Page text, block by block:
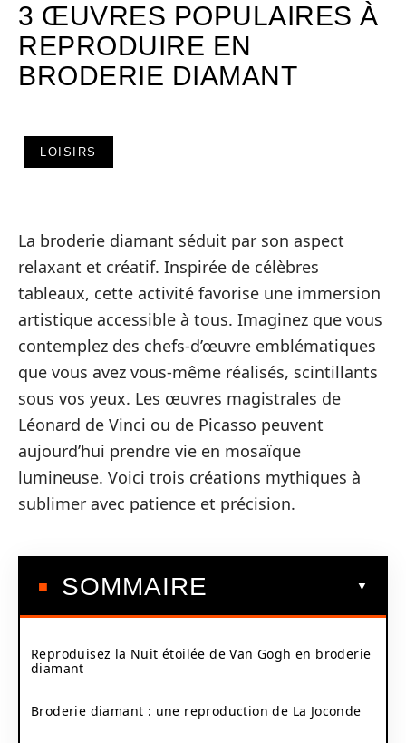
3 ŒUVRES POPULAIRES À
REPRODUIRE EN
BRODERIE DIAMANT
LOISIRS
La broderie diamant séduit par son aspect
relaxant et créatif. Inspirée de célèbres
tableaux, cette activité favorise une immersion
artistique accessible à tous. Imaginez que vous
contemplez des chefs-d’œuvre emblématiques
que vous avez vous-même réalisés, scintillants
sous vos yeux. Les œuvres magistrales de
Léonard de Vinci ou de Picasso peuvent
aujourd’hui prendre vie en mosaïque
lumineuse. Voici trois créations mythiques à
sublimer avec patience et précision.
SOMMAIRE
Reproduisez la Nuit étoilée de Van Gogh en broderie
diamant
Broderie diamant : une reproduction de La Joconde